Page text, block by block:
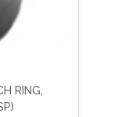
RING,